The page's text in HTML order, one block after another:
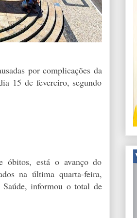
por complicações da
15 de fevereiro, segundo
óbitos, está o avanço do
na última quarta-feira,
Saúde, informou o total de